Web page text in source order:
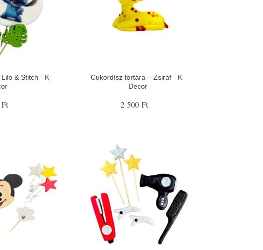
& Stitch - K-
Cukordísz tortára – Zsiráf - K-
Decor
2 500 Ft